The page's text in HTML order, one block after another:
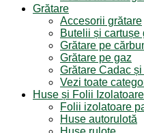
Grătare
Accesorii grătare
Butelii și cartușe
Grătare pe
Grătare pe gaz
Grătare Cadac
Vezi toate
Huse și Folii Izolatoare
Folii izolatoare
Huse autorulotă